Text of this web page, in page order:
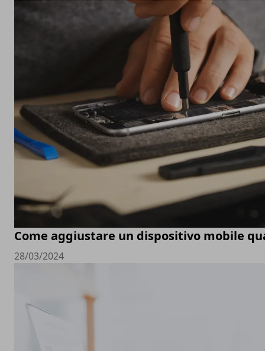
Come aggiustare un dispositivo mobile
28/03/2024